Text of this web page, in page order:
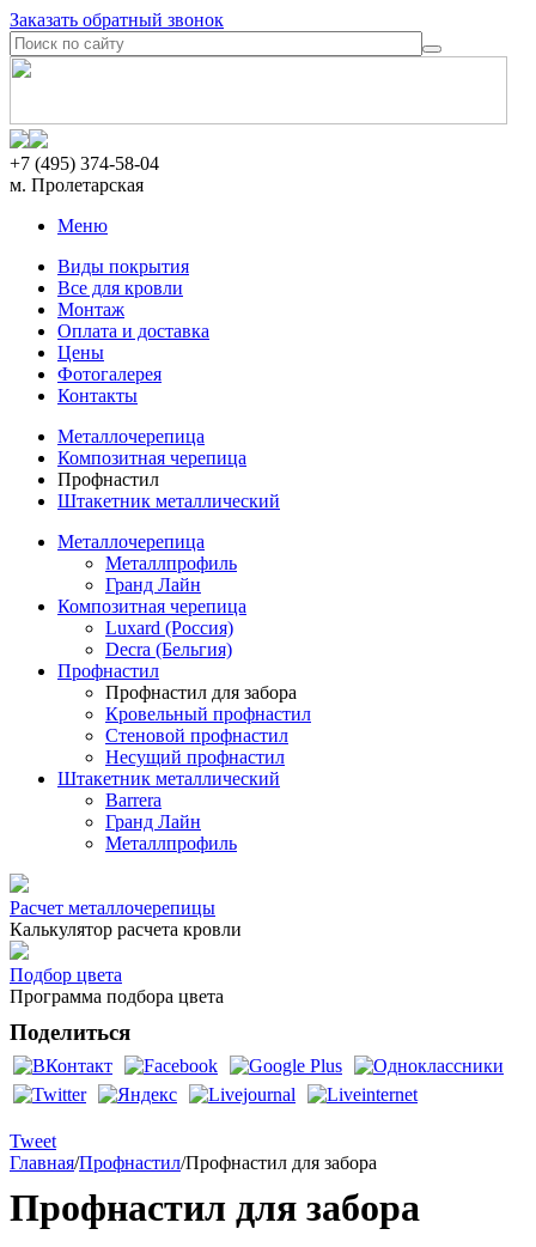
Заказать обратный звонок
+7 (495) 374-58-04
м. Пролетарская
Меню
Виды покрытия
Все для кровли
Монтаж
Оплата и доставка
Цены
Фотогалерея
Контакты
Металлочерепица
Композитная черепица
Профнастил
Штакетник металлический
Металлочерепица
Металлпрофиль
Гранд Лайн
Композитная черепица
Luxard (Россия)
Decra (Бельгия)
Профнастил
Профнастил для забора
Кровельный профнастил
Стеновой профнастил
Несущий профнастил
Штакетник металлический
Barrera
Гранд Лайн
Металлпрофиль
Расчет металлочерепицы
Калькулятор расчета кровли
Подбор цвета
Программа подбора цвета
Поделиться
Tweet
Главная/Профнастил/Профнастил для забора
Профнастил для забора